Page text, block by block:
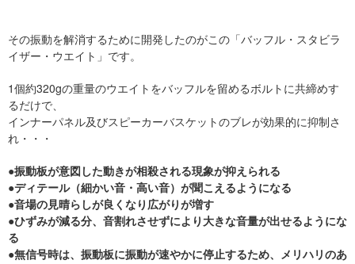
その振動を解消するために開発したのがこの「バッフル・スタビラ
イザー・ウエイト」です。
1個約320gの重量のウエイトをバッフルを留めるボルトに共締めす
るだけで、
インナーパネル及びスピーカーバスケットのブレが効果的に抑制さ
れ・・・
●振動板が意図した動きが相殺される現象が抑えられる
●ディテール（細かい音・高い音）が聞こえるようになる
●音場の見晴らしが良くなり広がりが増す
●ひずみが減る分、音割れさせずにより大きな音量が出せるようにな
る
●無信号時は、振動板に振動が速やかに停止するため、メリハリのあ